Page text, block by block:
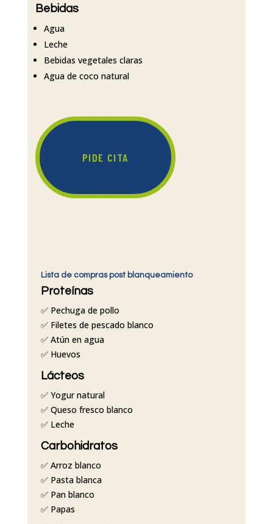
Bebidas
Agua
Leche
Bebidas vegetales claras
Agua de coco natural
PIDE CITA
Lista de compras post blanqueamiento
Proteínas
✅ Pechuga de pollo
✅ Filetes de pescado blanco
✅ Atún en agua
✅ Huevos
Lácteos
✅ Yogur natural
✅ Queso fresco blanco
✅ Leche
Carbohidratos
✅ Arroz blanco
✅ Pasta blanca
✅ Pan blanco
✅ Papas